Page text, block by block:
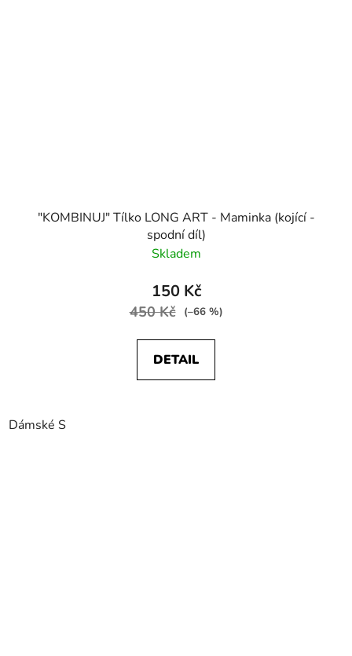
"KOMBINUJ" Tílko LONG ART - Maminka (kojící -
spodní díl)
Skladem
150 Kč
450 Kč (–66 %)
DETAIL
Dámské S